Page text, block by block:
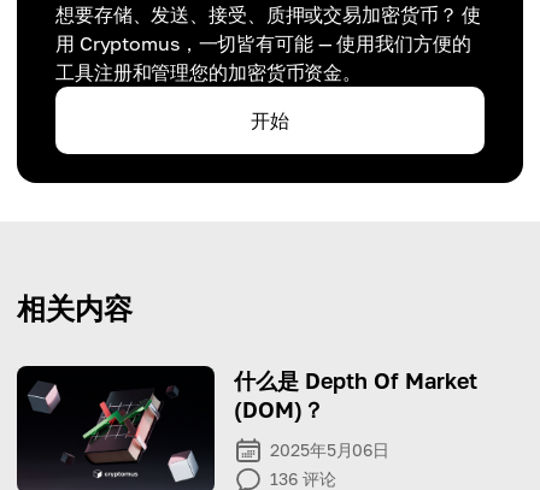
想要存储、发送、接受、质押或交易加密货币？ 使
用 Cryptomus，一切皆有可能 — 使用我们方便的
工具注册和管理您的加密货币资金。
开始
相关内容
什么是 Depth Of Market
(DOM)？
2025年5月06日
136 评论